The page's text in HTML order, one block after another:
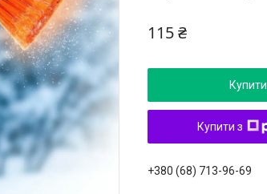
115 ₴
Купити
Купити з
+380 (68) 713-96-69